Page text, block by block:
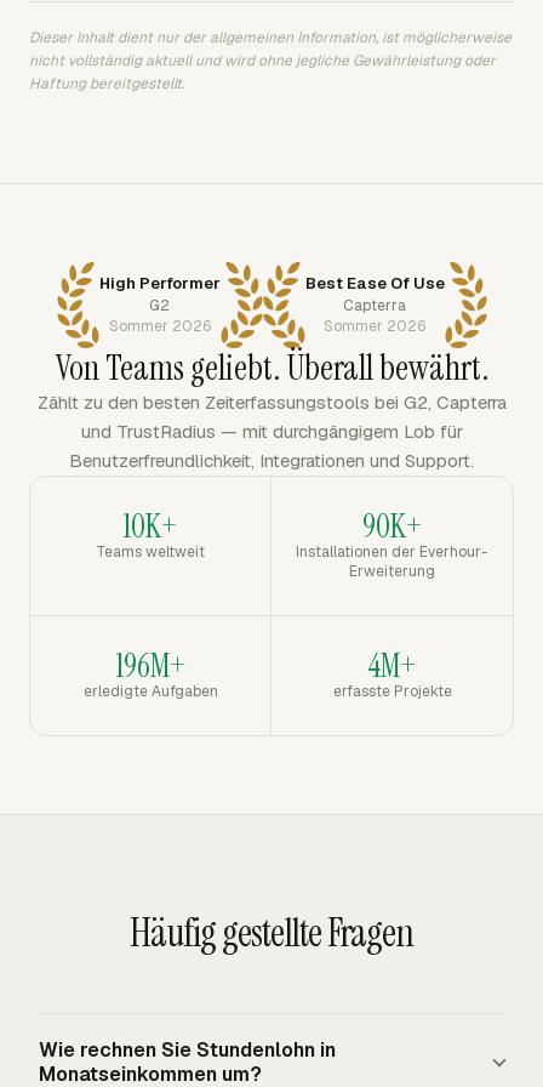
Dieser Inhalt dient nur der allgemeinen Information, ist möglicherweise
nicht vollständig aktuell und wird ohne jegliche Gewährleistung oder
Haftung bereitgestellt.
High Performer
G2
Sommer 2026
Best Ease Of Use
Capterra
Sommer 2026
Von Teams geliebt. Überall bewährt.
Zählt zu den besten Zeiterfassungstools bei G2, Capterra
und TrustRadius — mit durchgängigem Lob für
Benutzerfreundlichkeit, Integrationen und Support.
10K+
Teams weltweit
90K+
Installationen der Everhour-
Erweiterung
196M+
erledigte Aufgaben
4M+
erfasste Projekte
Häufig gestellte Fragen
Wie rechnen Sie Stundenlohn in
Monatseinkommen um?